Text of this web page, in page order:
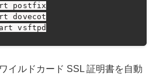
postfix
dovecot
vsftpd
イルドカード SSL 証明書を自動